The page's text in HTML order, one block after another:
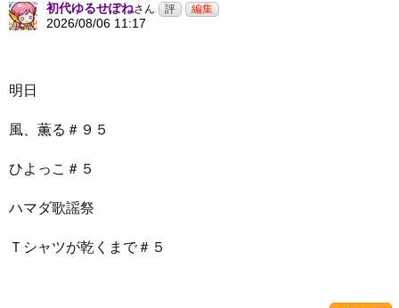
初代ゆるせぽねさん
2026/08/06 11:17
明日
風、薫る＃９５
ひよっこ＃５
ハマダ歌謡祭
Ｔシャツが乾くまで＃５